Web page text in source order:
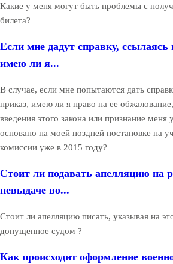
Какие у меня могут быть проблемы с
билета?
Если мне дадут справку, ссылаясь
имею ли я...
В случае, если мне попытаются дать
приказ, имею ли я право на ее
введения этого закона или признание меня
основано на моей поздней постановке на
комиссии уже в 2015 году?
Стоит ли подавать апелляцию на
невыдаче во...
Стоит ли апелляцию писать, указывая на
допущенное судом ?
Как происходит оформление